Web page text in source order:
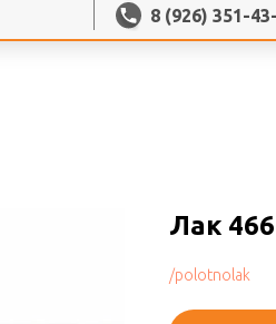
8 (926) 351-
Лак 466
/polotnolak